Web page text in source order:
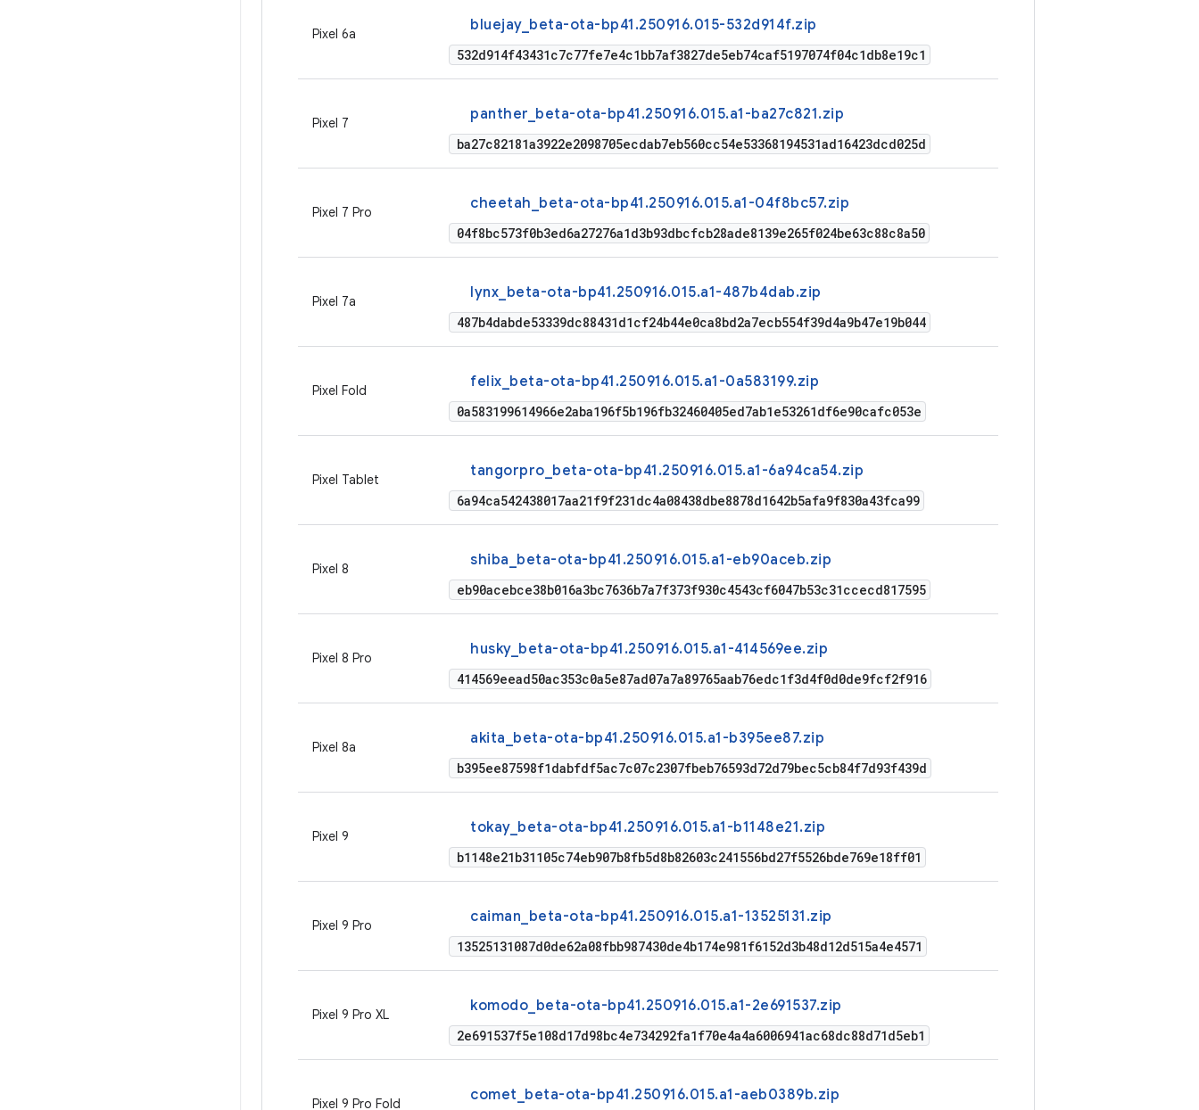
Pixel 6a bluejay_beta-ota-bp41.250916.015-532d914f.zip
532d914f43431c7c77fe7e4c1bb7af3827de5eb74caf5197074f04c1db8e19c1
Pixel 7 panther_beta-ota-bp41.250916.015.a1-ba27c821.zip
ba27c82181a3922e2098705ecdab7eb560cc54e53368194531ad16423dcd025d
Pixel 7 Pro cheetah_beta-ota-bp41.250916.015.a1-04f8bc57.zip
04f8bc573f0b3ed6a27276a1d3b93dbcfcb28ade8139e265f024be63c88c8a50
Pixel 7a lynx_beta-ota-bp41.250916.015.a1-487b4dab.zip
487b4dabde53339dc88431d1cf24b44e0ca8bd2a7ecb554f39d4a9b47e19b044
Pixel Fold felix_beta-ota-bp41.250916.015.a1-0a583199.zip
0a583199614966e2aba196f5b196fb32460405ed7ab1e53261df6e90cafc053e
Pixel Tablet tangorpro_beta-ota-bp41.250916.015.a1-6a94ca54.zip
6a94ca542438017aa21f9f231dc4a08438dbe8878d1642b5afa9f830a43fca99
Pixel 8 shiba_beta-ota-bp41.250916.015.a1-eb90aceb.zip
eb90acebce38b016a3bc7636b7a7f373f930c4543cf6047b53c31ccecd817595
Pixel 8 Pro husky_beta-ota-bp41.250916.015.a1-414569ee.zip
414569eead50ac353c0a5e87ad07a7a89765aab76edc1f3d4f0d0de9fcf2f916
Pixel 8a akita_beta-ota-bp41.250916.015.a1-b395ee87.zip
b395ee87598f1dabfdf5ac7c07c2307fbeb76593d72d79bec5cb84f7d93f439d
Pixel 9 tokay_beta-ota-bp41.250916.015.a1-b1148e21.zip
b1148e21b31105c74eb907b8fb5d8b82603c241556bd27f5526bde769e18ff01
Pixel 9 Pro caiman_beta-ota-bp41.250916.015.a1-13525131.zip
13525131087d0de62a08fbb987430de4b174e981f6152d3b48d12d515a4e4571
Pixel 9 Pro XL komodo_beta-ota-bp41.250916.015.a1-2e691537.zip
2e691537f5e108d17d98bc4e734292fa1f70e4a4a6006941ac68dc88d71d5eb1
Pixel 9 Pro Fold comet_beta-ota-bp41.250916.015.a1-aeb0389b.zip